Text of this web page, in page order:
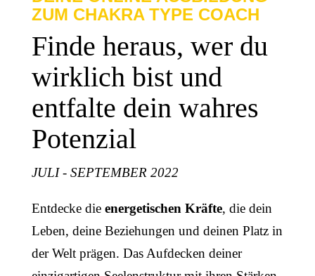
ZUM CHAKRA TYPE COACH
Finde heraus, wer du
wirklich bist und
entfalte dein wahres
Potenzial
JULI - SEPTEMBER 2022
Entdecke die energetischen Kräfte, die dein
Leben, deine Beziehungen und deinen Platz in
der Welt prägen. Das Aufdecken deiner